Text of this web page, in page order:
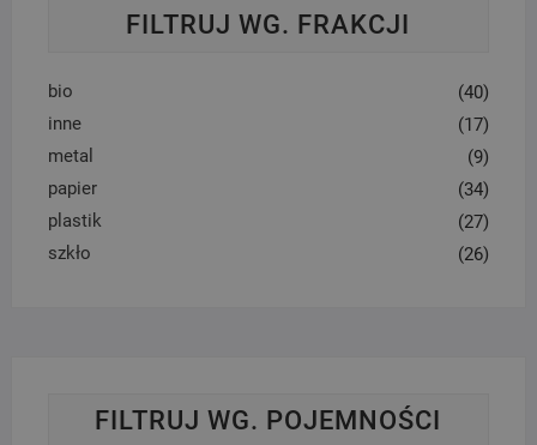
FILTRUJ WG. FRAKCJI
bio
(40)
inne
(17)
metal
(9)
papier
(34)
plastik
(27)
szkło
(26)
FILTRUJ WG. POJEMNOŚCI